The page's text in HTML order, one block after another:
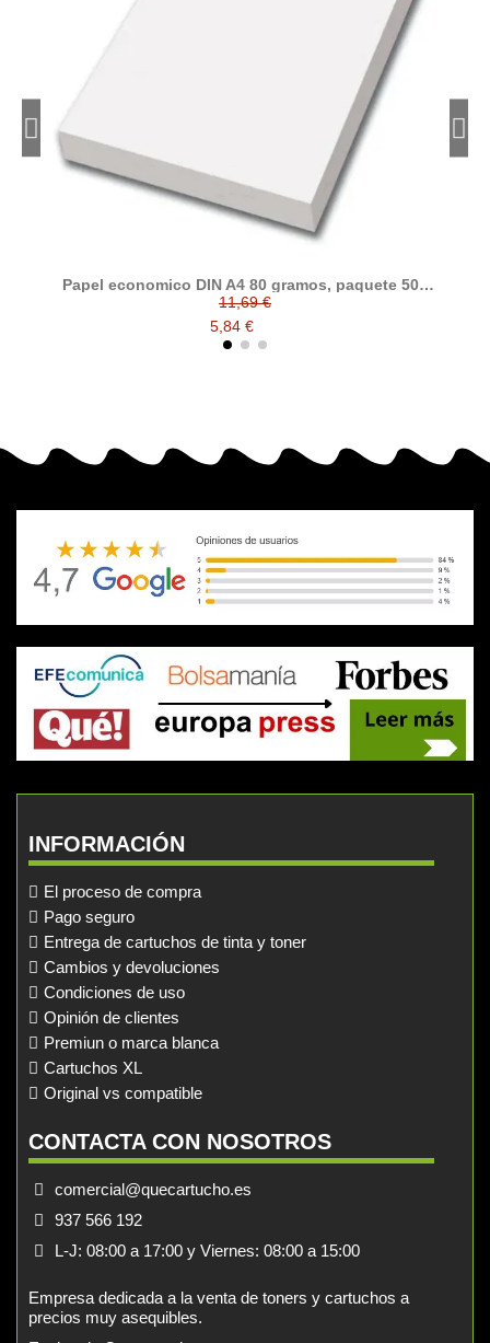
Papel economico DIN A4 80 gramos, paquete 500
folios
11,69 €
5,84 €
INFORMACIÓN
El proceso de compra
Pago seguro
Entrega de cartuchos de tinta y toner
Cambios y devoluciones
Condiciones de uso
Opinión de clientes
Premiun o marca blanca
Cartuchos XL
Original vs compatible
CONTACTA CON NOSOTROS
comercial@quecartucho.es
937 566 192
L-J: 08:00 a 17:00 y Viernes: 08:00 a 15:00
Empresa dedicada a la venta de toners y cartuchos a
precios muy asequibles.